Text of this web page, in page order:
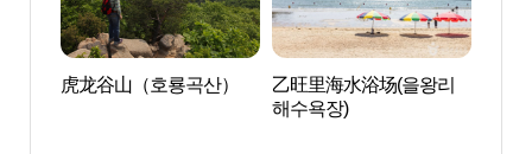
虎龙谷山（호룡곡산）
乙旺里海水浴场(을왕리
해수욕장)